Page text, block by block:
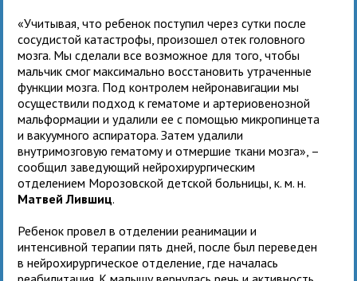
«Учитывая, что ребенок поступил через сутки после
сосудистой катастрофы, произошел отек головного
мозга. Мы сделали все возможное для того, чтобы
мальчик смог максимально восстановить утраченные
функции мозга. Под контролем нейронавигации мы
осуществили подход к гематоме и артериовенозной
мальформации и удалили ее с помощью микропинцета
и вакуумного аспиратора. Затем удалили
внутримозговую гематому и отмершие ткани мозга», –
сообщил заведующий нейрохирургическим
отделением Морозовской детской больницы, к. м. н.
Матвей Лившиц.
Ребенок провел в отделении реанимации и
интенсивной терапии пять дней, после был переведен
в нейрохирургическое отделение, где началась